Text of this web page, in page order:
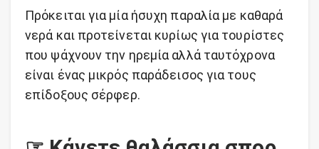
Πρόκειται για μία ήσυχη παραλία με καθαρά
νερά και προτείνεται κυρίως για τουρίστες
που ψάχνουν την ηρεμία αλλά ταυτόχρονα
είναι ένας μικρός παράδεισος για τους
επίδοξους σέρφερ.